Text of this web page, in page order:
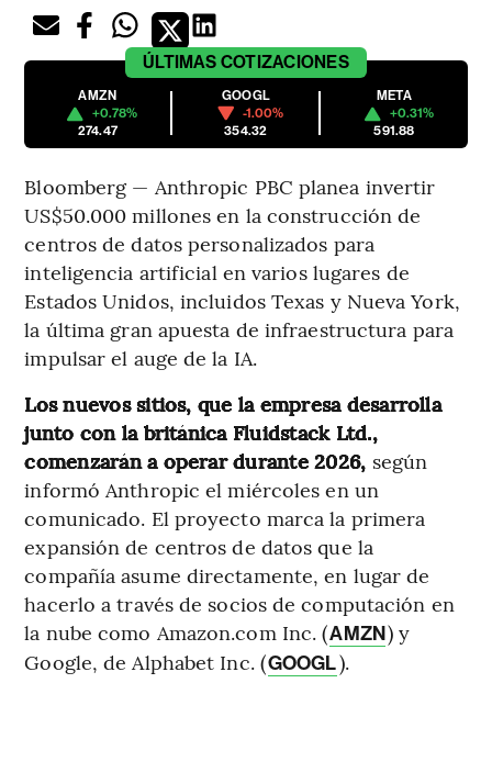
ÚLTIMAS COTIZACIONES
AMZN
+0.78%
274.47
GOOGL
-1.00%
354.32
META
+0.31%
591.88
Bloomberg — Anthropic PBC planea invertir
US$50.000 millones en la construcción de
centros de datos personalizados para
inteligencia artificial en varios lugares de
Estados Unidos, incluidos Texas y Nueva York,
la última gran apuesta de infraestructura para
impulsar el auge de la IA.
Los nuevos sitios, que la empresa desarrolla
junto con la británica Fluidstack Ltd.,
comenzarán a operar durante 2026, según
informó Anthropic el miércoles en un
comunicado. El proyecto marca la primera
expansión de centros de datos que la
compañía asume directamente, en lugar de
hacerlo a través de socios de computación en
la nube como Amazon.com Inc. (AMZN) y
Google, de Alphabet Inc. (GOOGL).